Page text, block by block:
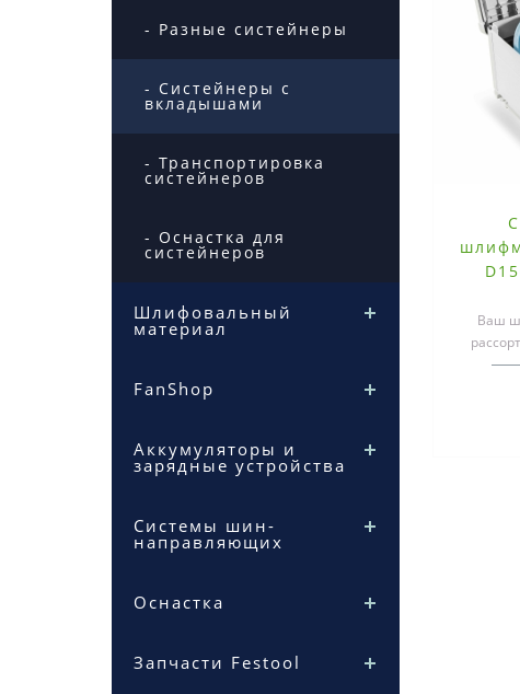
- Разные систейнеры
- Систейнеры с
вкладышами
- Транспортировка
систейнеров
- Оснастка для
систейнеров
Шлифовальный
материал
FanShop
Аккумуляторы и
зарядные устройства
Системы шин-
направляющих
Оснастка
Запчасти Festool
Ваш